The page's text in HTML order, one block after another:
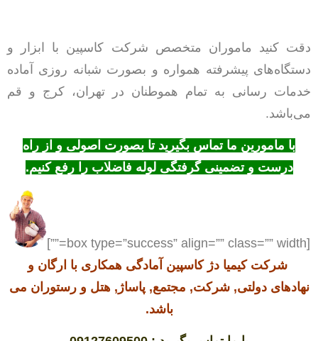
دقت کنید ماموران متخصص شرکت کاسپین با ابزار و
دستگاه‌های پیشرفته همواره و بصورت شبانه روزی آماده
خدمات رسانی به تمام هموطنان در تهران، کرج و قم
می‌باشد.
با مامورین ما تماس بگیرید تا بصورت اصولی و از راه
درست و تضمینی گرفتگی لوله فاضلاب را رفع کنیم.
[box type=”success” align=”” class=”” width=””]
شرکت کیمیا دژ کاسپین آمادگی همکاری با ارگان و
نهادهای دولتی, شرکت, مجتمع, پاساژ, هتل و رستوران می
باشد.